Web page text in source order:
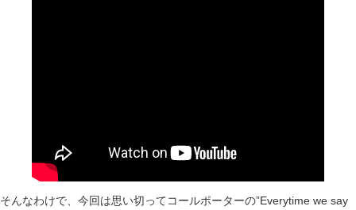
そんなわけで、今回は思い切ってコールポーターの”Everytime we say